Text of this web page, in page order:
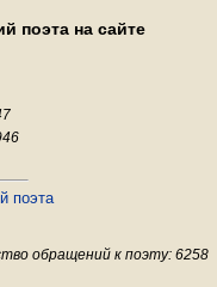
поэта на сайте
поэта
обращений к поэту: 6258